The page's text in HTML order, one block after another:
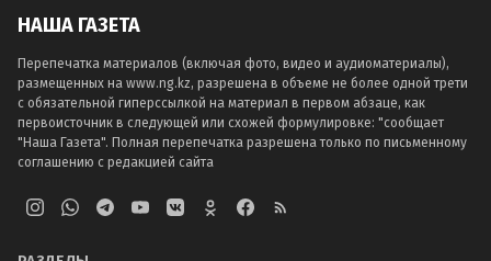
НАША ГАЗЕТА
Перепечатка материалов (включая фото, видео и аудиоматериалы),
размещенных на www.ng.kz, разрешена в объеме не более одной трети
с обязательной гиперссылкой на материал в первом абзаце, как
первоисточник в следующей или схожей формулировке: "сообщает
"Наша Газета". Полная перепечатка разрешена только по письменному
соглашению с редакцией сайта